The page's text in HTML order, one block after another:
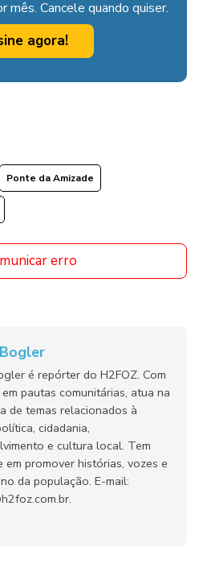
Cancele quando quiser.
agora!
Ponte da Amizade
erro
é repórter do H2FOZ. Com
pautas comunitárias, atua na
de temas relacionados à
cidadania,
e cultura local. Tem
em promover histórias, vozes e
da população. E-mail: